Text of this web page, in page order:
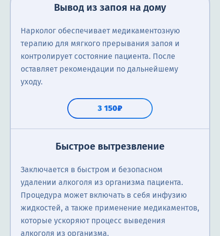
Вывод из запоя на дому
Нарколог обеспечивает медикаментозную
терапию для мягкого прерывания запоя и
контролирует состояние пациента. После
оставляет рекомендации по дальнейшему
уходу.
3 150₽
Быстрое вытрезвление
Заключается в быстром и безопасном
удалении алкоголя из организма пациента.
Процедура может включать в себя инфузию
жидкостей, а также применение медикаментов,
которые ускоряют процесс выведения
алкоголя из организма.